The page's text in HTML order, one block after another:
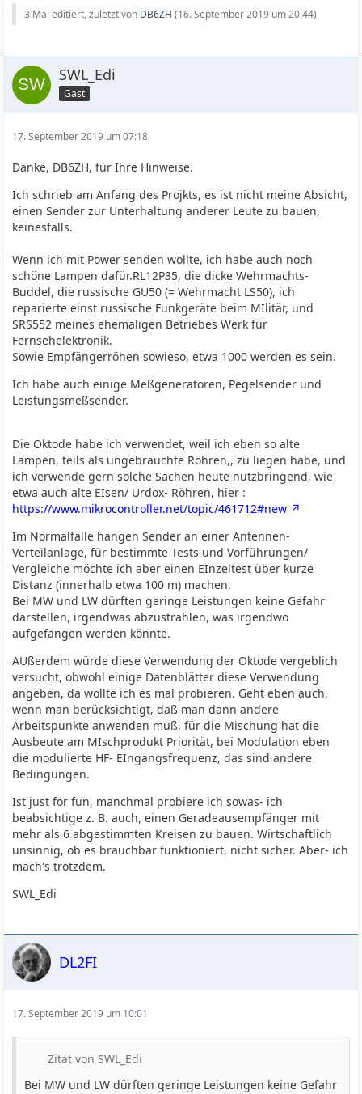
3 Mal editiert, zuletzt von DB6ZH (16. September 2019 um 20:44)
SWL_Edi
Gast
17. September 2019 um 07:18
Danke, DB6ZH, für Ihre Hinweise.
Ich schrieb am Anfang des Projkts, es ist nicht meine Absicht,
einen Sender zur Unterhaltung anderer Leute zu bauen,
keinesfalls.
Wenn ich mit Power senden wollte, ich habe auch noch
schöne Lampen dafür.RL12P35, die dicke Wehrmachts-
Buddel, die russische GU50 (= Wehrmacht LS50), ich
reparierte einst russische Funkgeräte beim MIlitär, und
SRS552 meines ehemaligen Betriebes Werk für
Fernsehelektronik.
Sowie Empfängerröhen sowieso, etwa 1000 werden es sein.
Ich habe auch einige Meßgeneratoren, Pegelsender und
Leistungsmeßsender.
Die Oktode habe ich verwendet, weil ich eben so alte
Lampen, teils als ungebrauchte Röhren,, zu liegen habe, und
ich verwende gern solche Sachen heute nutzbringend, wie
etwa auch alte EIsen/ Urdox- Röhren, hier :
https://www.mikrocontroller.net/topic/461712#new
Im Normalfalle hängen Sender an einer Antennen-
Verteilanlage, für bestimmte Tests und Vorführungen/
Vergleiche möchte ich aber einen EInzeltest über kurze
Distanz (innerhalb etwa 100 m) machen.
Bei MW und LW dürften geringe Leistungen keine Gefahr
darstellen, irgendwas abzustrahlen, was irgendwo
aufgefangen werden könnte.
AUßerdem würde diese Verwendung der Oktode vergeblich
versucht, obwohl einige Datenblätter diese Verwendung
angeben, da wollte ich es mal probieren. Geht eben auch,
wenn man berücksichtigt, daß man dann andere
Arbeitspunkte anwenden muß, für die Mischung hat die
Ausbeute am MIschprodukt Priorität, bei Modulation eben
die modulierte HF- EIngangsfrequenz, das sind andere
Bedingungen.
Ist just for fun, manchmal probiere ich sowas- ich
beabsichtige z. B. auch, einen Geradeausempfänger mit
mehr als 6 abgestimmten Kreisen zu bauen. Wirtschaftlich
unsinnig, ob es brauchbar funktioniert, nicht sicher. Aber- ich
mach's trotzdem.
SWL_Edi
DL2FI
17. September 2019 um 10:01
Zitat von SWL_Edi
Bei MW und LW dürften geringe Leistungen keine Gefahr